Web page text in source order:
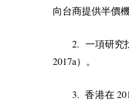
向台商提供半價
2. 一項研究
2017a）。
3.香港在